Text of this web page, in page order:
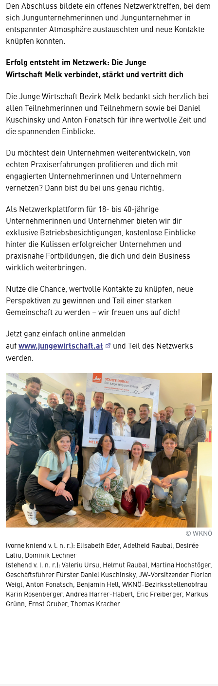
Den Abschluss bildete ein offenes Netzwerktreffen, bei dem
sich Jungunternehmerinnen und Jungunternehmer in
entspannter Atmosphäre austauschten und neue Kontakte
knüpfen konnten.
Erfolg entsteht im Netzwerk: Die Junge
Wirtschaft Melk verbindet, stärkt und vertritt dich
Die Junge Wirtschaft Bezirk Melk bedankt sich herzlich bei
allen Teilnehmerinnen und Teilnehmern sowie bei Daniel
Kuschinsky und Anton Fonatsch für ihre wertvolle Zeit und
die spannenden Einblicke.
Du möchtest dein Unternehmen weiterentwickeln, von
echten Praxiserfahrungen profitieren und dich mit
engagierten Unternehmerinnen und Unternehmern
vernetzen? Dann bist du bei uns genau richtig.
Als Netzwerkplattform für 18- bis 40-jährige
Unternehmerinnen und Unternehmer bieten wir dir
exklusive Betriebsbesichtigungen, kostenlose Einblicke
hinter die Kulissen erfolgreicher Unternehmen und
praxisnahe Fortbildungen, die dich und dein Business
wirklich weiterbringen.
Nutze die Chance, wertvolle Kontakte zu knüpfen, neue
Perspektiven zu gewinnen und Teil einer starken
Gemeinschaft zu werden – wir freuen uns auf dich!
Jetzt ganz einfach online anmelden
aufwww.jungewirtschaft.at
und Teil des Netzwerks
werden.
© WKNÖ
(vorne kniend v. l. n. r.): Elisabeth Eder, Adelheid Raubal, Desirée
Latiu, Dominik Lechner
(stehend v. l. n. r.): Valeriu Ursu, Helmut Raubal, Martina Hochstöger,
Geschäftsführer Fürster Daniel Kuschinsky, JW-Vorsitzender Florian
Weigl, Anton Fonatsch, Benjamin Hell, WKNÖ-Bezirksstellenobfrau
Karin Rosenberger, Andrea Harrer-Haberl, Eric Freiberger, Markus
Grünn, Ernst Gruber, Thomas Kracher